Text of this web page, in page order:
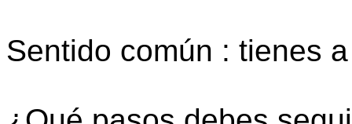
Sentido común : tienes